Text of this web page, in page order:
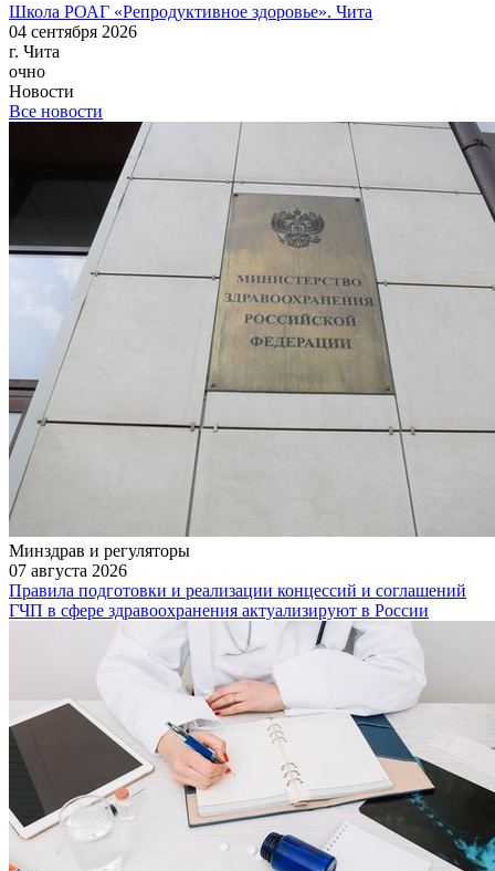
Школа РОАГ «Репродуктивное здоровье». Чита
04 сентября 2026
г. Чита
очно
Новости
Все новости
Минздрав и регуляторы
07 августа 2026
Правила подготовки и реализации концессий и соглашений
ГЧП в сфере здравоохранения актуализируют в России